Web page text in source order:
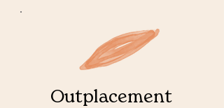
Outplacement